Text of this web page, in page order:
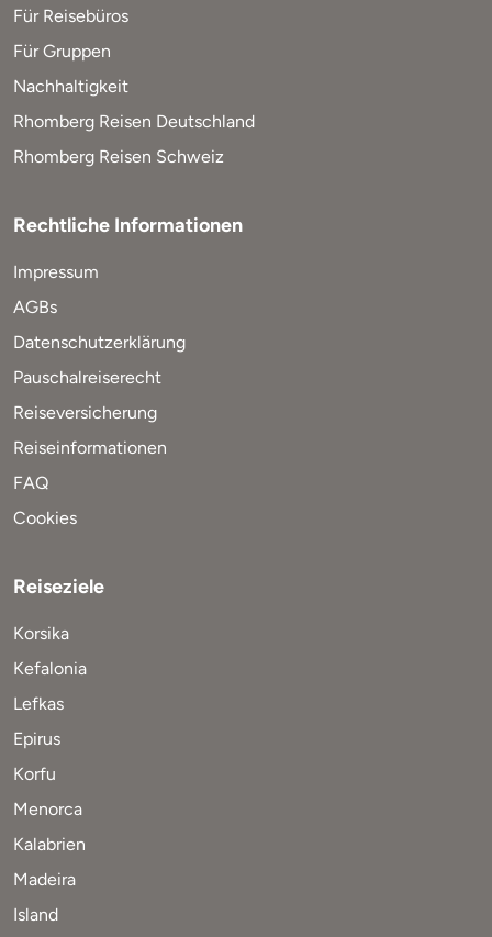
Für Reisebüros
Für Gruppen
Nachhaltigkeit
Rhomberg Reisen Deutschland
Rhomberg Reisen Schweiz
Rechtliche Informationen
Impressum
AGBs
Datenschutzerklärung
Pauschalreiserecht
Reiseversicherung
Reiseinformationen
FAQ
Cookies
Reiseziele
Korsika
Kefalonia
Lefkas
Epirus
Korfu
Menorca
Kalabrien
Madeira
Island